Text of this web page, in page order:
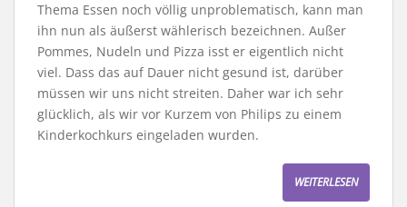
Thema Essen noch völlig unproblematisch, kann man
ihn nun als äußerst wählerisch bezeichnen. Außer
Pommes, Nudeln und Pizza isst er eigentlich nicht
viel. Dass das auf Dauer nicht gesund ist, darüber
müssen wir uns nicht streiten. Daher war ich sehr
glücklich, als wir vor Kurzem von Philips zu einem
Kinderkochkurs eingeladen wurden.
WEITERLESEN